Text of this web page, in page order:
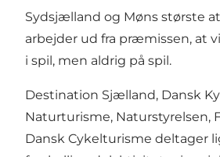
Sydsjælland og Møns største
arbejder ud fra præmissen, at
i spil, men aldrig på spil.
Destination Sjælland, Dansk
Naturturisme, Naturstyrelsen,
Dansk Cykelturisme deltager